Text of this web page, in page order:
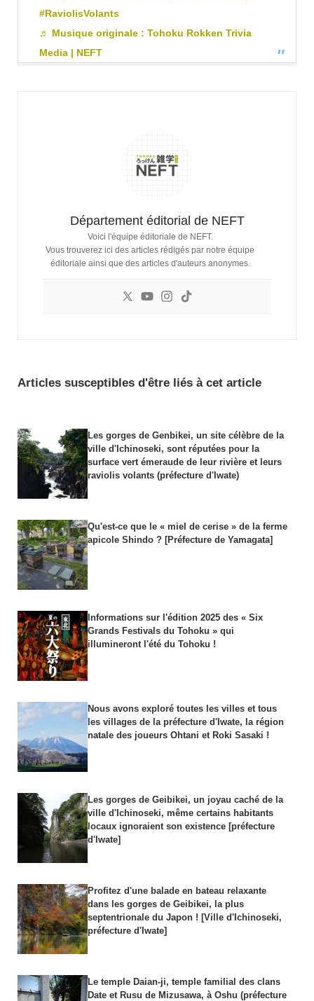
#RaviolisVolants
♬ Musique originale : Tohoku Rokken Trivia
Media | NEFT
Département éditorial de NEFT
Voici l'équipe éditoriale de NEFT.
Vous trouverez ici des articles rédigés par notre équipe
éditoriale ainsi que des articles d'auteurs anonymes.
Articles susceptibles d'être liés à cet article
Les gorges de Genbikei, un site célèbre de la
ville d'Ichinoseki, sont réputées pour la
surface vert émeraude de leur rivière et leurs
raviolis volants (préfecture d'Iwate)
Qu'est-ce que le « miel de cerise » de la ferme
apicole Shindo ? [Préfecture de Yamagata]
Informations sur l'édition 2025 des « Six
Grands Festivals du Tohoku » qui
illumineront l'été du Tohoku !
Nous avons exploré toutes les villes et tous
les villages de la préfecture d'Iwate, la région
natale des joueurs Ohtani et Roki Sasaki !
Les gorges de Geibikei, un joyau caché de la
ville d'Ichinoseki, même certains habitants
locaux ignoraient son existence [préfecture
d'Iwate]
Profitez d'une balade en bateau relaxante
dans les gorges de Geibikei, la plus
septentrionale du Japon ! [Ville d'Ichinoseki,
préfecture d'Iwate]
Le temple Daian-ji, temple familial des clans
Date et Rusu de Mizusawa, à Oshu (préfecture